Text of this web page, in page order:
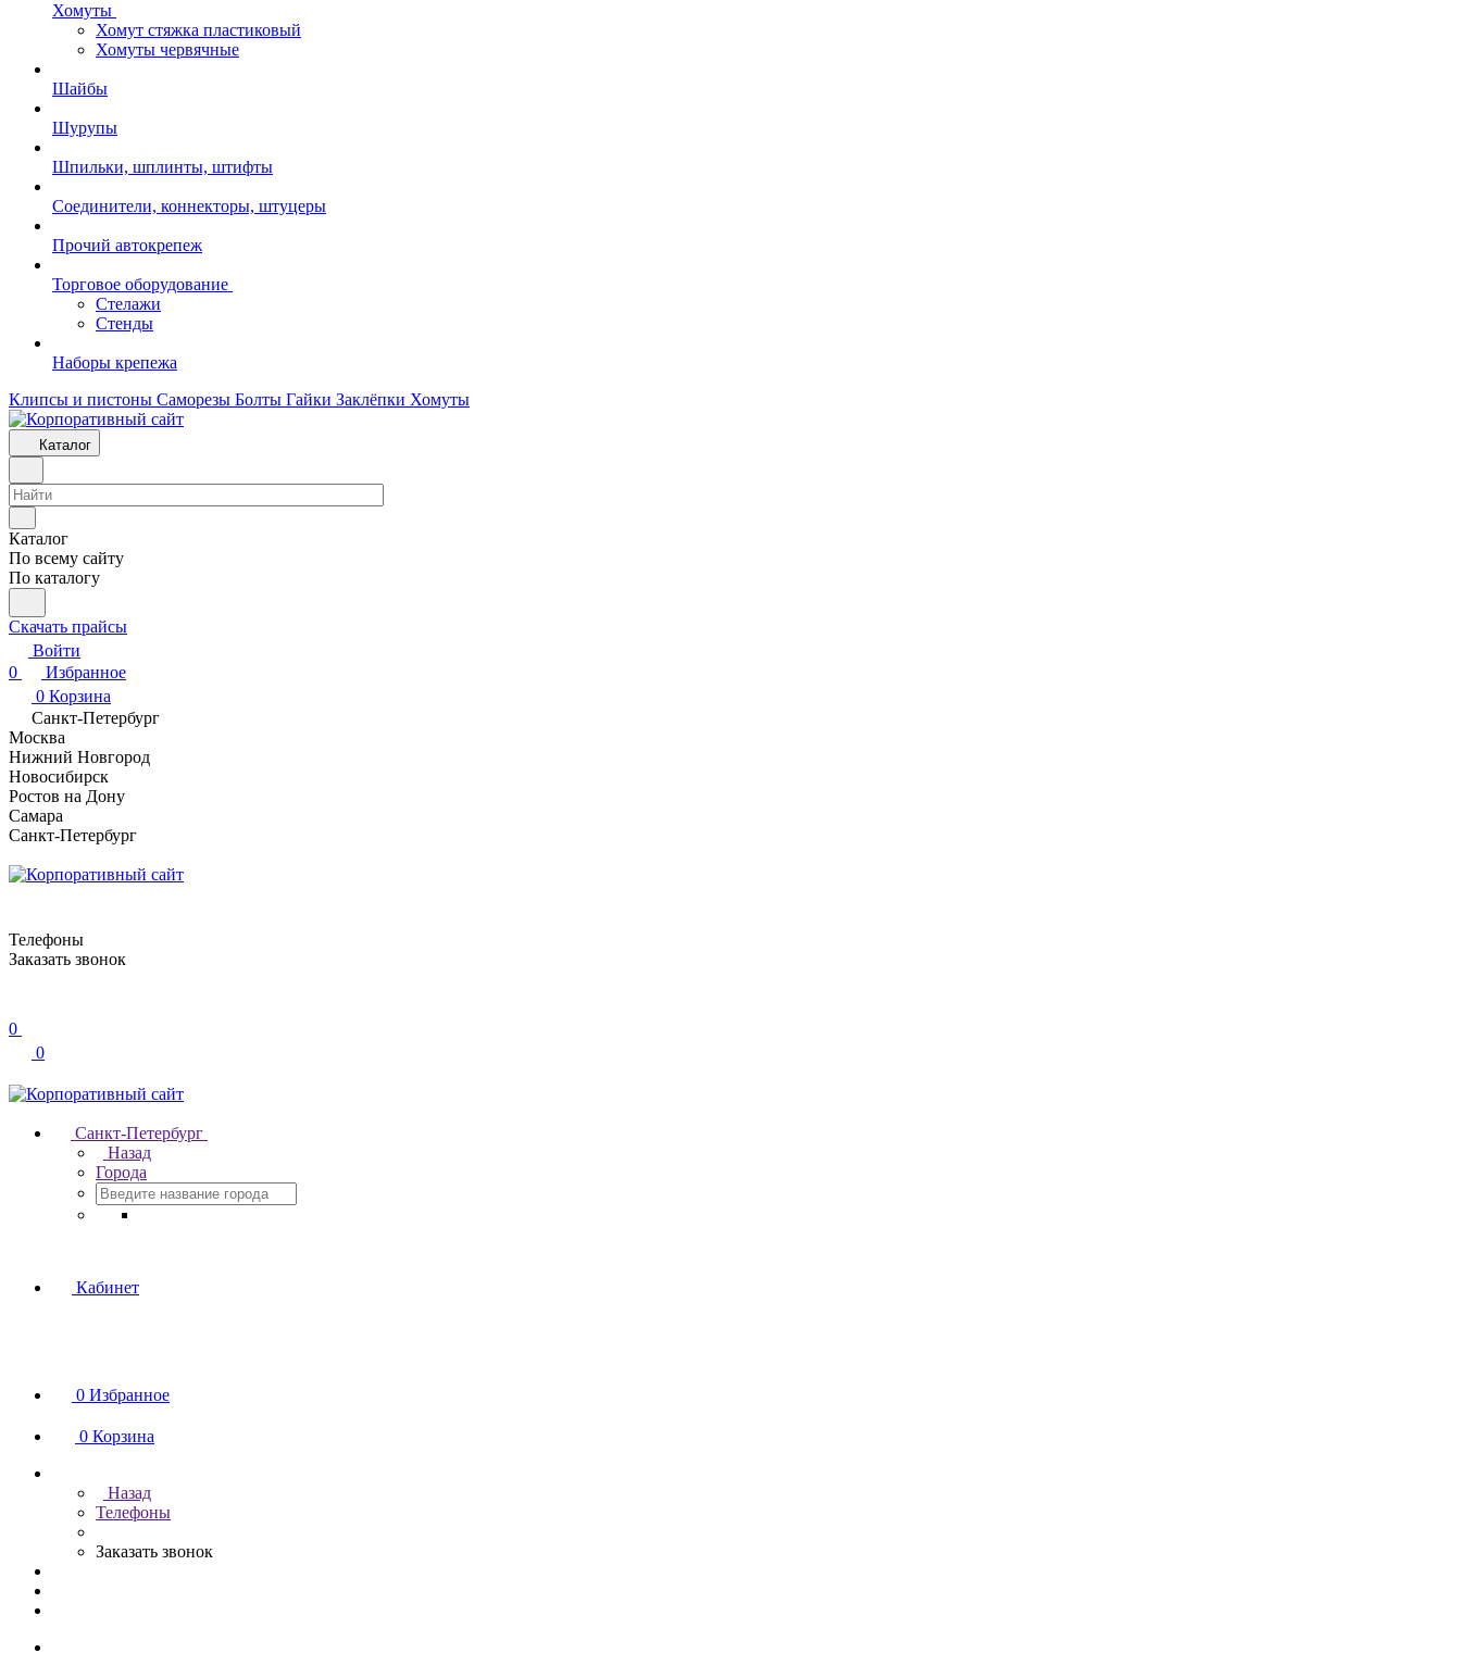
Хомуты
Хомут стяжка пластиковый
Хомуты червячные
Шайбы
Шурупы
Шпильки, шплинты, штифты
Соединители, коннекторы, штуцеры
Прочий автокрепеж
Торговое оборудование
Стелажи
Стенды
Наборы крепежа
Клипсы и пистоны Саморезы Болты Гайки Заклёпки Хомуты
Каталог
Каталог
По всему сайту
По каталогу
Скачать прайсы
Войти
0
Избранное
0 Корзина
Санкт-Петербург
Москва
Нижний Новгород
Новосибирск
Ростов на Дону
Самара
Санкт-Петербург
Телефоны
Заказать звонок
0
0
Санкт-Петербург
Назад
Города
Кабинет
0 Избранное
0 Корзина
Назад
Телефоны
Заказать звонок